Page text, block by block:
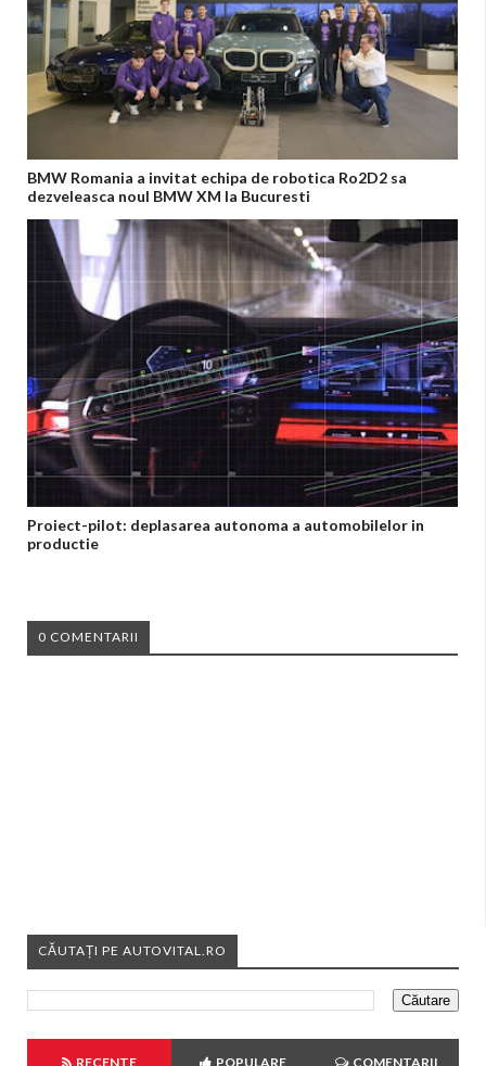
BMW Romania a invitat echipa de robotica Ro2D2 sa
dezveleasca noul BMW XM la Bucuresti
Proiect-pilot: deplasarea autonoma a automobilelor in
productie
0 COMENTARII
CĂUTAȚI PE AUTOVITAL.RO
RECENTE POPULARE COMENTARII